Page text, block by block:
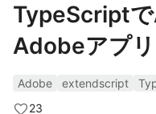
TypeScript
Adobeアプ
Adobe extendscript
23